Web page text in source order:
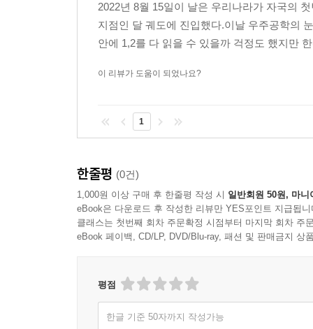
2022년 8월 15일이 날은 우리나라가 자국의
지점인 달 궤도에 진입했다.이날 우주공학의
안에 1,2를 다 읽을 수 있을까 걱정도 했지만
이 리뷰가 도움이 되었나요?
1
한줄평 (0건)
1,000원 이상 구매 후 한줄평 작성 시 일반회원 50원, 마니
eBook은 다운로드 후 작성한 리뷰만 YES포인트 지급됩니
클래스는 첫번째 회차 주문확정 시점부터 마지막 회차 주
eBook 페이백, CD/LP, DVD/Blu-ray, 패션 및 판매금지 상
평점
한글 기준 50자까지 작성가능